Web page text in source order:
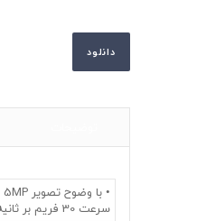
دانلود
سرعت 30 فریم بر ثانیه